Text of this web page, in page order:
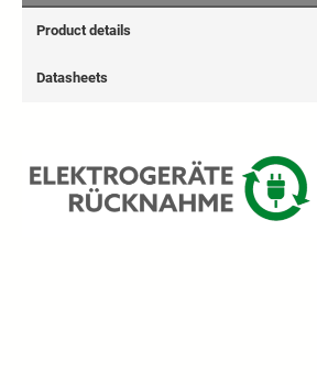
Product details
Datasheets